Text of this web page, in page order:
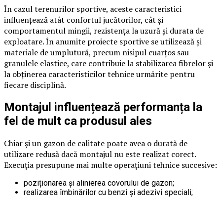
În cazul terenurilor sportive, aceste caracteristici
influențează atât confortul jucătorilor, cât și
comportamentul mingii, rezistența la uzură și durata de
exploatare. În anumite proiecte sportive se utilizează și
materiale de umplutură, precum nisipul cuarțos sau
granulele elastice, care contribuie la stabilizarea fibrelor și
la obținerea caracteristicilor tehnice urmărite pentru
fiecare disciplină.
Montajul influențează performanța la
fel de mult ca produsul ales
Chiar și un gazon de calitate poate avea o durată de
utilizare redusă dacă montajul nu este realizat corect.
Execuția presupune mai multe operațiuni tehnice succesive:
poziționarea și alinierea covorului de gazon;
realizarea îmbinărilor cu benzi și adezivi speciali;